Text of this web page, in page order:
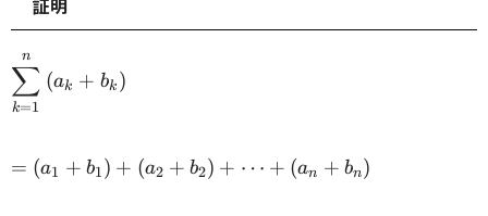
\displaystyle\sum_{k=1}^n
~(a_k + b_k) \\
k=1
∑
n
(ak + bk )
=
(a_1
= (a1 + b1) + (a2 + b2) + ⋯ + (an + bn)